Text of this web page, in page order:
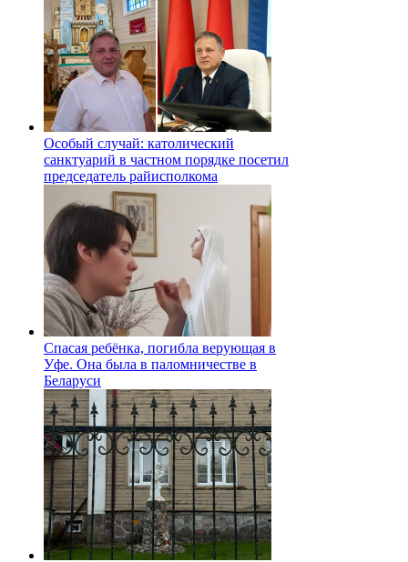
Особый случай: католический
санктуарий в частном порядке посетил
председатель райисполкома
Спасая ребёнка, погибла верующая в
Уфе. Она была в паломничестве в
Беларуси